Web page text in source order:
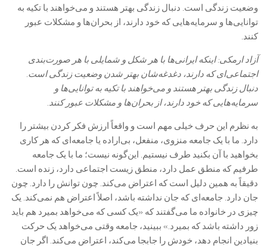
وضعیت زندگی است. دنبال زندگی بهتر هستند و می‌خواهند با تکیه به
توانایی‌ها و سرمایه‌هایی که خود دارند، از بحران‌ها و مشکلات عبور
کنند.
آزاد ارمکی: اینکه ایرانی‌ها با هر شکل و شمایلی با هر صورت‌بندی
اجتماعی‌ای که دارند، دغدغه‌شان بهتر شدن وضعیت زندگی است.
دنبال زندگی بهتر هستند و می‌خواهند با تکیه به توانایی‌ها و
سرمایه‌هایی که خود دارند، از بحران‌ها و مشکلات عبور کنند.
به نظرم این حرف خیلی مهم است و واقعاً ارزش فکر کردن بیشتر را
دارد. ما با یک جامعه منزوی، منفعل، بی‌اراده یا جامعه‌ای که هر کاری
بخواهید با آن بکنید طرف نیستیم. این‌گونه نیست؛ ما با یک جامعه
طرفیم که منطق عمل دارد، منطق زیست اجتماعی دارد، زنده است.
دقیقاً به همین دلیل است که اعتراض می‌کند. چون توانش را دارد. چون
جان دارد. جامعه‌ای که جان نداشته باشد، اصلاً اعتراض هم نمی‌کند. یک
چیزی در خانواده ما می‌گفتند که «یک کسی که می‌خواهد بمیرد هم باید
زور داشته باشد که بمیرد.» ببینید، جامعه وقتی می‌خواهد یک حرکت
بنیادین انجام دهد، خودش را جابجا می‌کند، اعتراض می‌کند. اگر جان